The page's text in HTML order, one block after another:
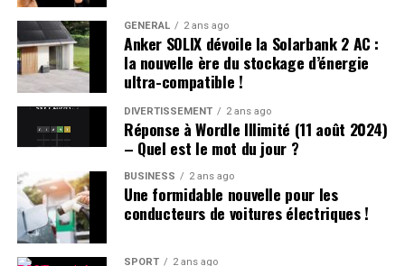
et autres prénoms similaires. Pour éviter toute
confusion lors des appels en classe, les enseignants
ajoutent souvent la première lettre du nom de famille
après le prénom : ainsi devient-il rapidement « Hugo
D. », un surnom auquel il s’habitue sans arduousé.
Pensées sur l’Identité Associée au
Prénom
Le choix d’un prénom peut avoir un impact significatif
sur notre identité personnelle tout au long de notre
GÉNÉRAL 2 ans ago
Anker SOLIX dévoile la Solarbank 2 AC :
la nouvelle ère du stockage d’énergie
ultra-compatible !
DIVERTISSEMENT 2 ans ago
Réponse à Wordle Illimité (11 août 2024)
– Quel est le mot du jour ?
BUSINESS 2 ans ago
Une formidable nouvelle pour les
conducteurs de voitures électriques !
SPORT 2 ans ago